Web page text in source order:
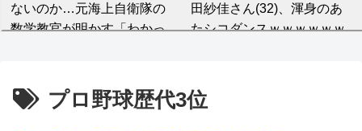
ないのか…元海上自衛隊の
数学教官が明かす「わかっ
日に敗戦。藤川監督「すべ
田紗佳さん(32)、渾身のあ
たシコダンスｗｗｗｗｗｗ
っぱいの膨らみムギュムギ
プロ野球歴代3位